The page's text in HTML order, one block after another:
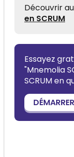
Découvrir
en SCRUM
Essayez
"Mnemolia
SCRUM en